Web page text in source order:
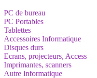
PC de bureau
PC Portables
Tablettes
Accessoires Informatique
Disques durs
Ecrans, projecteurs, Access
Imprimantes, scanners
Autre Informatique